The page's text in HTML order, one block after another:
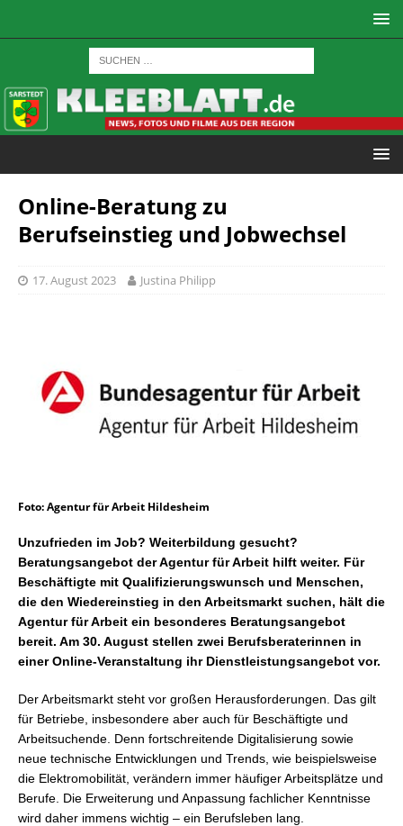
Online-Beratung zu
Berufseinstieg und Jobwechsel
17. August 2023 Justina Philipp
Foto: Agentur für Arbeit Hildesheim
Unzufrieden im Job? Weiterbildung gesucht?
Beratungsangebot der Agentur für Arbeit hilft weiter. Für
Beschäftigte mit Qualifizierungswunsch und Menschen,
die den Wiedereinstieg in den Arbeitsmarkt suchen, hält die
Agentur für Arbeit ein besonderes Beratungsangebot
bereit. Am 30. August stellen zwei Berufsberaterinnen in
einer Online-Veranstaltung ihr Dienstleistungsangebot vor.
Der Arbeitsmarkt steht vor großen Herausforderungen. Das gilt
für Betriebe, insbesondere aber auch für Beschäftigte und
Arbeitsuchende. Denn fortschreitende Digitalisierung sowie
neue technische Entwicklungen und Trends, wie beispielsweise
die Elektromobilität, verändern immer häufiger Arbeitsplätze und
Berufe. Die Erweiterung und Anpassung fachlicher Kenntnisse
wird daher immens wichtig – ein Berufsleben lang.